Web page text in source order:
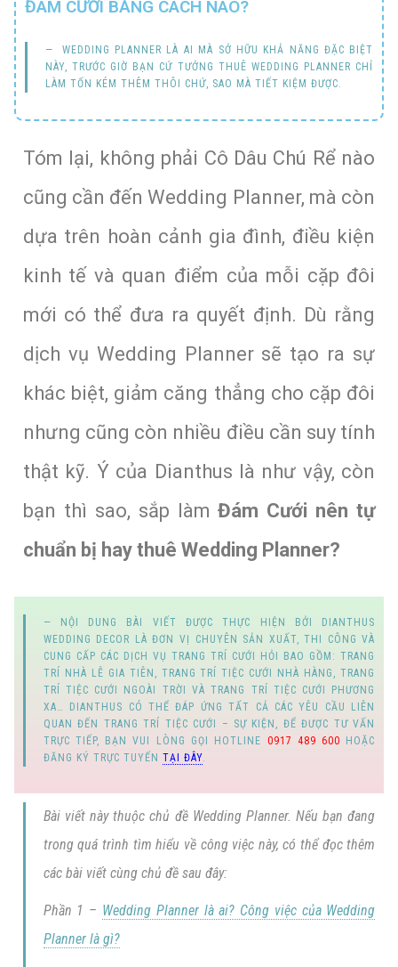
ĐÁM CƯỚI BẰNG CÁCH NÀO?
WEDDING PLANNER LÀ AI MÀ SỞ HỮU KHẢ NĂNG ĐẶC BIỆT
NÀY, TRƯỚC GIỜ BẠN CỨ TƯỞNG THUÊ WEDDING PLANNER CHỈ
LÀM TỐN KÉM THÊM THÔI CHỨ, SAO MÀ TIẾT KIỆM ĐƯỢC.
Tóm lại, không phải Cô Dâu Chú Rể nào
cũng cần đến Wedding Planner, mà còn
dựa trên hoàn cảnh gia đình, điều kiện
kinh tế và quan điểm của mỗi cặp đôi
mới có thể đưa ra quyết định. Dù rằng
dịch vụ Wedding Planner sẽ tạo ra sự
khác biệt, giảm căng thẳng cho cặp đôi
nhưng cũng còn nhiều điều cần suy tính
thật kỹ. Ý của Dianthus là như vậy, còn
bạn thì sao, sắp làmĐám Cưới nên tự
chuẩn bị hay thuê Wedding Planner?
NỘI DUNG BÀI VIẾT ĐƯỢC THỰC HIỆN BỞI
DIANTHUS
WEDDING DECOR LÀ ĐƠN VỊ CHUYÊN SẢN XUẤT, THI CÔNG VÀ
CUNG CẤP CÁC DỊCH VỤ TRANG TRÍ CƯỚI HỎI BAO GỒM:TRANG
TRÍ NHÀ LỄ GIA TIÊN , TRANG TRÍ TIỆC CƯỚI NHÀ HÀNG ,TRANG
TRÍ TIỆC CƯỚI NGOÀI TRỜI
VÀTRANG TRÍ TIỆC CƯỚI PHƯƠNG
XA… DIANTHUS CÓ THỂ ĐÁP ỨNG TẤT CẢ CÁC YÊU CẦU LIÊN
QUAN ĐẾN TRANG TRÍ TIỆC CƯỚI – SỰ KIỆN , ĐỂ ĐƯỢC TƯ VẤN
TRỰC TIẾP, BẠN VUI LÒNG GỌI
HOTLINE 0917 489 600 HOẶC
ĐĂNG KÝ TRỰC TUYẾN TẠI ĐÂY.
Bài viết này thuộc chủ đề Wedding Planner. Nếu bạn đang
trong quá trình tìm hiểu về công việc này, có thể đọc thêm
các bài viết cùng chủ đề sau đây:
Phần 1 – Wedding Planner là ai? Công việc của Wedding
Planner là gì?